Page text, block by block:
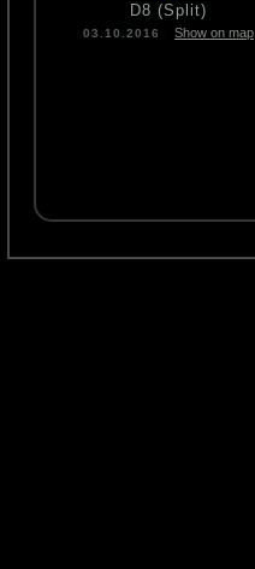
D8 (Split)
03.10.2016 Show on map